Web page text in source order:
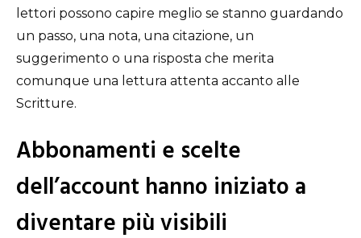
lettori possono capire meglio se stanno guardando
un passo, una nota, una citazione, un
suggerimento o una risposta che merita
comunque una lettura attenta accanto alle
Scritture.
Abbonamenti e scelte
dell’account hanno iniziato a
diventare più visibili